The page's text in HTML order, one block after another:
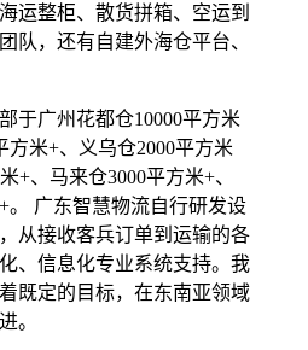
运整柜、散货拼箱、空运到
队，还有自建外海仓平台、
于广州花都仓10000平方米
方米+、义乌仓2000平方米
+、马来仓3000平方米+、
。 广东智慧物流自行研发设
从接收客兵订单到运输的各
、信息化专业系统支持。我
既定的目标，在东南亚领域
。